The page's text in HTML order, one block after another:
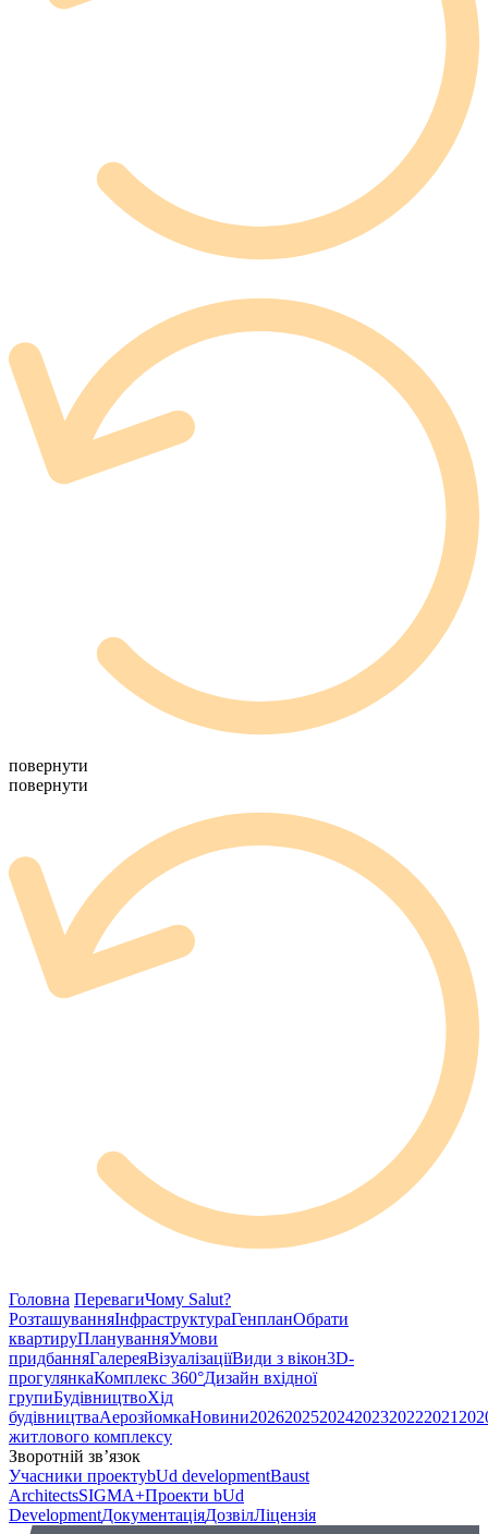
повернути
повернути
Головна ПеревагиЧому Salut?
РозташуванняІнфраструктураГенпланОбрати
квартируПлануванняУмови
придбанняГалереяВізуалізаціїВиди з вікон3D-
прогулянкаКомплекс 360°Дизайн вхідної
групиБудівництвоХід
будівництваАерозйомкаНовини202620252024202320222021
житлового комплексу
Зворотній зв’язок
Учасники проектуbUd developmentBaust
ArchitectsSIGMA+Проекти bUd
DevelopmentДокументаціяДозвілЛіцензія